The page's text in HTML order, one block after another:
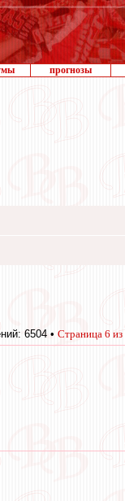
прогнозы
6504 • Страница 6 из